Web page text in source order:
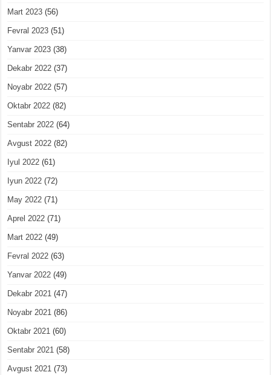
Mart 2023 (56)
Fevral 2023 (51)
Yanvar 2023 (38)
Dekabr 2022 (37)
Noyabr 2022 (57)
Oktabr 2022 (82)
Sentabr 2022 (64)
Avgust 2022 (82)
Iyul 2022 (61)
Iyun 2022 (72)
May 2022 (71)
Aprel 2022 (71)
Mart 2022 (49)
Fevral 2022 (63)
Yanvar 2022 (49)
Dekabr 2021 (47)
Noyabr 2021 (86)
Oktabr 2021 (60)
Sentabr 2021 (58)
Avgust 2021 (73)